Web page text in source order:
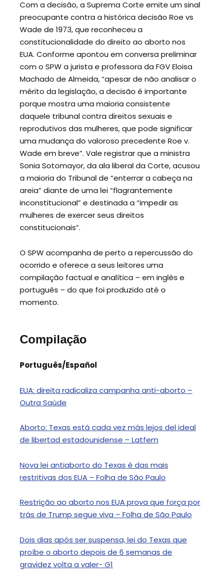
Com a decisão, a Suprema Corte emite um sinal
preocupante contra a histórica decisão Roe vs
Wade de 1973, que reconheceu a
constitucionalidade do direito ao aborto nos
EUA. Conforme apontou em conversa preliminar
com o SPW a jurista e professora da FGV Eloisa
Machado de Almeida, “apesar de não analisar o
mérito da legislação, a decisão é importante
porque mostra uma maioria consistente
daquele tribunal contra direitos sexuais e
reprodutivos das mulheres, que pode significar
uma mudança do valoroso precedente Roe v.
Wade em breve”. Vale registrar que a ministra
Sonia Sotomayor, da ala liberal da Corte, acusou
a maioria do Tribunal de “enterrar a cabeça na
areia” diante de uma lei “flagrantemente
inconstitucional” e destinada a “impedir as
mulheres de exercer seus direitos
constitucionais”.
O SPW acompanha de perto a repercussão do
ocorrido e oferece a seus leitores uma
compilação factual e analítica – em inglês e
português – do que foi produzido até o
momento.
Compilação
Português/Español
EUA: direita radicaliza campanha anti-aborto –
Outra Saúde
Aborto: Texas está cada vez más lejos del ideal
de libertad estadounidense – Latfem
Nova lei antiaborto do Texas é das mais
restritivas dos EUA – Folha de São Paulo
Restrição ao aborto nos EUA prova que força por
trás de Trump segue viva – Folha de São Paulo
Dois dias após ser suspensa, lei do Texas que
proíbe o aborto depois de 6 semanas de
gravidez volta a valer- G1